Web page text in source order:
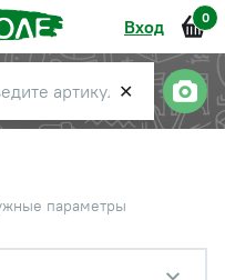
Вход 0
✕
параметры